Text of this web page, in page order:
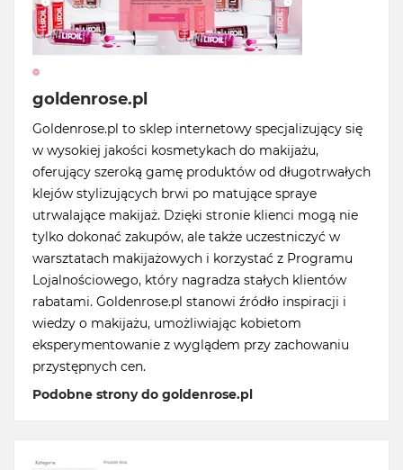
goldenrose.pl
Goldenrose.pl to sklep internetowy specjalizujący się
w wysokiej jakości kosmetykach do makijażu,
oferujący szeroką gamę produktów od długotrwałych
klejów stylizujących brwi po matujące spraye
utrwalające makijaż. Dzięki stronie klienci mogą nie
tylko dokonać zakupów, ale także uczestniczyć w
warsztatach makijażowych i korzystać z Programu
Lojalnościowego, który nagradza stałych klientów
rabatami. Goldenrose.pl stanowi źródło inspiracji i
wiedzy o makijażu, umożliwiając kobietom
eksperymentowanie z wyglądem przy zachowaniu
przystępnych cen.
Podobne strony do goldenrose.pl